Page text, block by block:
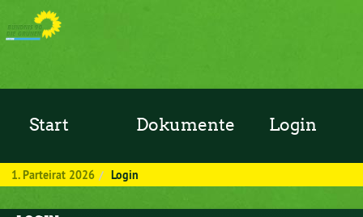
Zum Inhalt der Seite
Start Dokumente Login
1. Parteirat 2026 Login